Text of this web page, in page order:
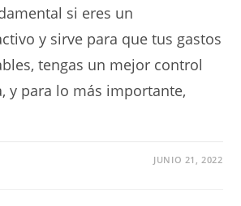
si eres un
y sirve para que tus gastos
tengas un mejor control
y para lo más importante,
JUNIO 21, 2022